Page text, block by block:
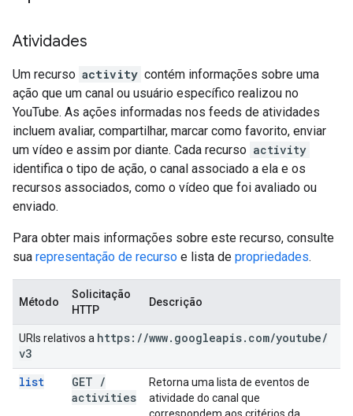
Atividades
Um recurso activity contém informações sobre uma
ação que um canal ou usuário específico realizou no
YouTube. As ações informadas nos feeds de atividades
incluem avaliar, compartilhar, marcar como favorito, enviar
um vídeo e assim por diante. Cada recurso activity
identifica o tipo de ação, o canal associado a ela e os
recursos associados, como o vídeo que foi avaliado ou
enviado.
Para obter mais informações sobre este recurso, consulte
sua representação de recurso e lista de propriedades.
Método
Solicitação
HTTP
Descrição
URIs relativos a https: //www. googleapis. com/youtube/
v3
list
GET /
activities
Retorna uma lista de eventos de
atividade do canal que